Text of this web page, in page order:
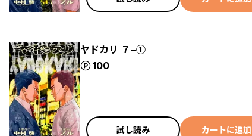
ヤドカリ ７−①
100
ポイント
試し読み カートに追加